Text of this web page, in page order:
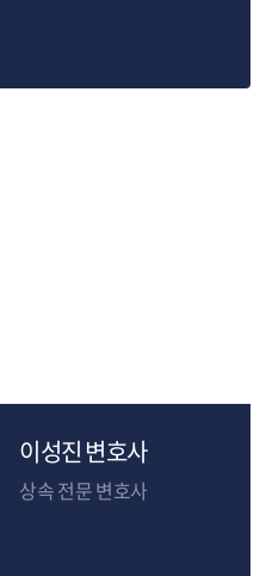
이성진 변호사
상속 전문 변호사